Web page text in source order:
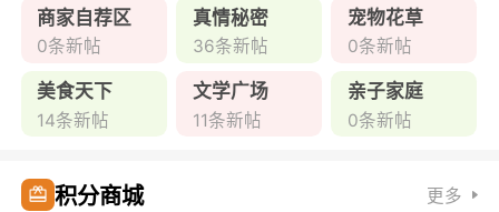
商家自荐区
0条新帖
真情秘密
36条新帖
宠物花草
0条新帖
美食天下
14条新帖
文学广场
11条新帖
亲子家庭
0条新帖
积分商城 更多